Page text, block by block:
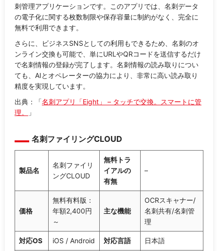
刺管理アプリケーションです。このアプリでは、名刺データ
の電子化に関する枚数制限や保存容量に制約がなく、完全に
無料で利用できます。
さらに、ビジネスSNSとしての利用もできるため、名刺のオ
ンライン交換も可能で、単にURLやQRコードを送信するだけ
で名刺情報の登録が完了します。名刺情報の読み取りについ
ても、AIとオペレーターの協力により、非常に高い読み取り
精度を実現しています。
出典：「名刺アプリ「Eight」 – タッチで交換。スマートに管
理。
」
名刺ファイリングCLOUD
製品名
名刺ファイリ
ングCLOUD
無料トラ
イアルの
有無
–
価格
無料有料版：
年額2,400円
～
主な機能
OCRスキャナー/
名刺共有/名刺管
理
対応OS iOS / Android 対応言語 日本語